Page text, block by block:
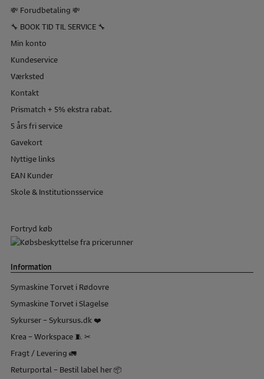
💸 Forudbetaling 💸
🔧 BOOK TID TIL SERVICE 🔧
Min konto
Kundeservice
Værksted
Kontakt
Prismatch + 5% ekstra rabat.
5 års fri service
Gavekort
Nyttige links
EAN Kunder
Skole & Institutionsservice
Fortryd køb
Information
Symaskine Torvet i Rødovre
Symaskine Torvet i Slagelse
Sykurser – Sykursus.dk ❤️
Krea – Workspace 🧵 ✂
Fragt / Levering 🚛
Returportal – Bestil label her 📦